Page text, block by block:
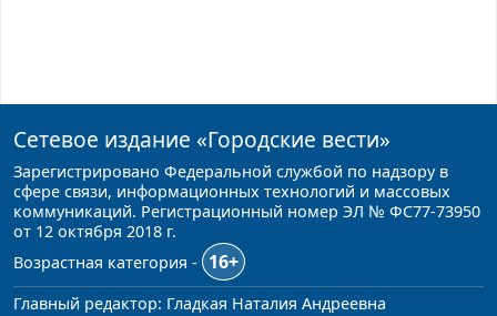
Сетевое издание «Городские вести»
Зарегистрировано Федеральной службой по надзору в
сфере связи, информационных технологий и массовых
коммуникаций. Регистрационный номер ЭЛ № ФС77-73950
от 12 октября 2018 г.
Возрастная категория -
16+
Главный редактор: Гладкая Наталия Андреевна